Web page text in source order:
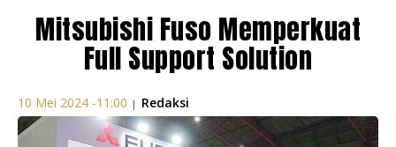
Mitsubishi Fuso Memperkuat
Full Support Solution
10 Mei 2024 -11:00 | Redaksi